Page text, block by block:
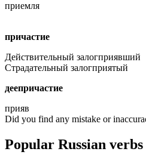
приемля
причастие
Действительный залогприявший
Страдательный залогприятый
деепричастие
прияв
Did you find any mistake or
Popular Russian verbs